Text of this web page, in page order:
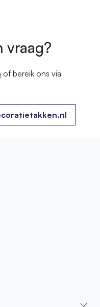
vraag?
of bereik ons ​​via